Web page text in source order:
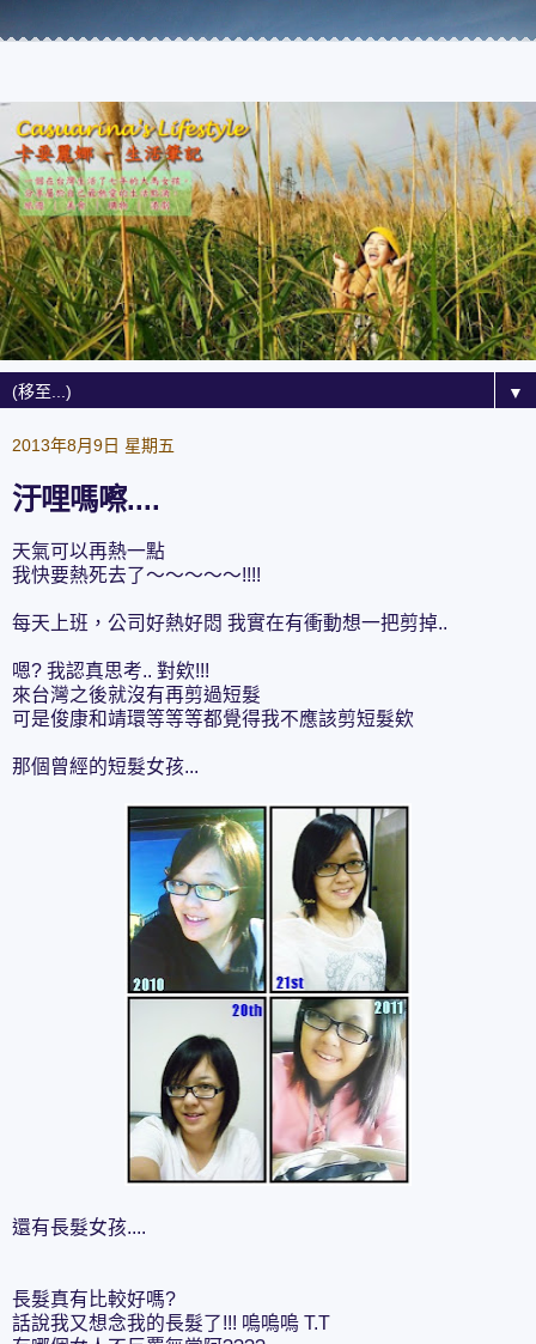
▼
2013年8月9日 星期五
汙哩嗎嚓....
天氣可以再熱一點
我快要熱死去了～～～～～!!!!
每天上班，公司好熱好悶 我實在有衝動想一把剪掉..
嗯? 我認真思考.. 對欸!!!
來台灣之後就沒有再剪過短髮
可是俊康和靖環等等等都覺得我不應該剪短髮欸
那個曾經的短髮女孩...
還有長髮女孩....
長髮真有比較好嗎?
話說我又想念我的長髮了!!! 嗚嗚嗚 T.T